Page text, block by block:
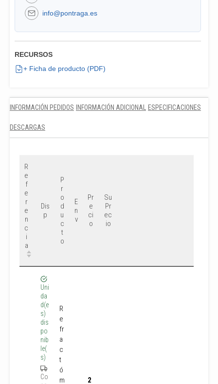
info@pontraga.es
RECURSOS
+ Ficha de producto (PDF)
INFORMACIÓN PEDIDOS INFORMACIÓN ADICIONAL ESPECIFICACIONES
DESCARGAS
R
e
f
e
r
e
n
c
i
a
Dis
p
P
r
o
d
u
c
t
o
E
n
v
Pr
e
ci
o
Su
Pr
ec
io
Uni
da
d(e
s)
dis
po
nib
le(
s)
Co
R
e
fr
a
c
t
ó
m
2